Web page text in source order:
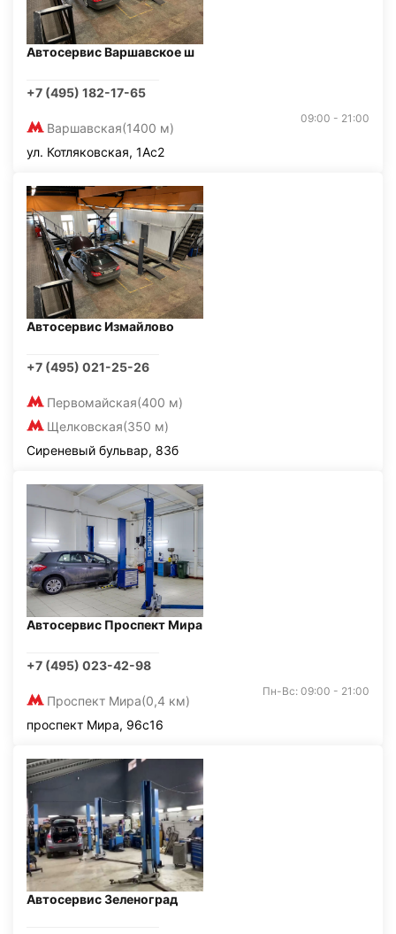
Автосервис Варшавское ш
+7 (495) 182-17-65
Варшавская(1400 м)
09:00 - 21:00
ул. Котляковская, 1Ас2
Автосервис Измайлово
+7 (495) 021-25-26
Первомайская(400 м)
Щелковская(350 м)
Сиреневый бульвар, 83б
Автосервис Проспект Мира
+7 (495) 023-42-98
Проспект Мира(0,4 км)
Пн-Вс: 09:00 - 21:00
проспект Мира, 96с16
Автосервис Зеленоград